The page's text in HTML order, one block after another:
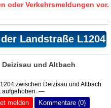
oder Verkehrsmeldungen vor.
Landstraße L1204
und Altbach
zwischen Deizisau und Altbach
aufgehoben. —
melden Kommentare (0)